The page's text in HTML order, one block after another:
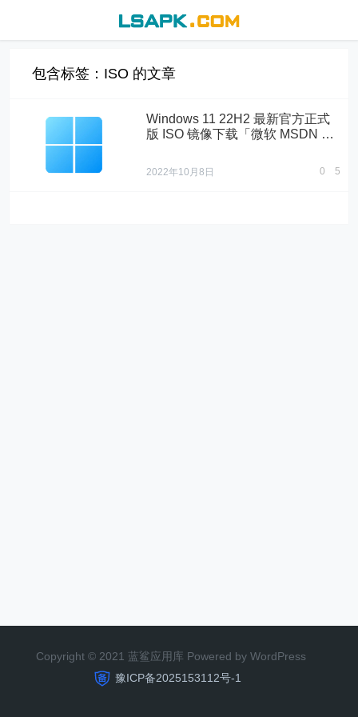
包含标签：ISO 的文章
Windows 11 22H2 最新官方正式
版 ISO 镜像下载「微软 MSDN 原
22621.382」
2022年10月8日 0 5
Copyright © 2021 蓝鲨应用库 Powered by WordPress
豫ICP备2025153112号-1